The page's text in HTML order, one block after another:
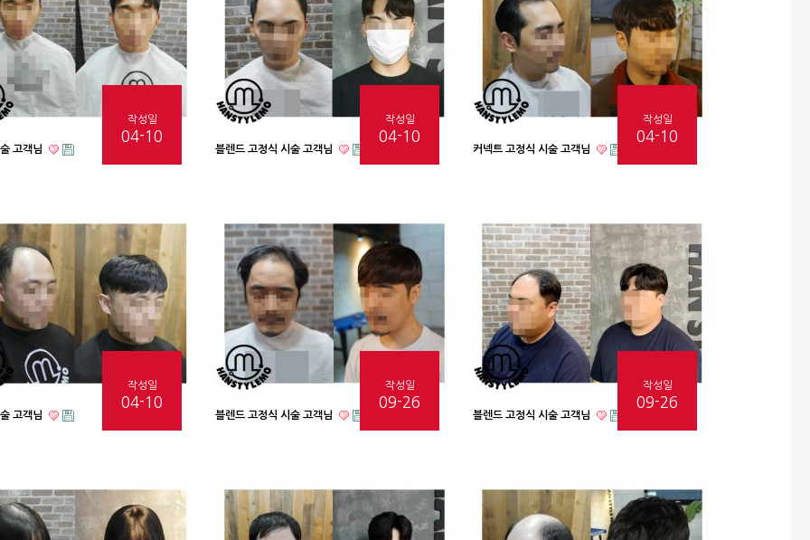
고객님
작성일
04-10
블렌드 고정식 시술 고객님
작성일
04-10
커넥트 고정식 시술 고객님
작성일
04-10
고객님
작성일
04-10
블렌드 고정식 시술 고객님
작성일
09-26
블렌드 고정식 시술 고객님
작성일
09-26